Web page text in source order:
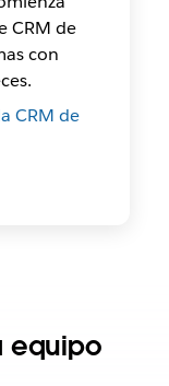
CRM de
con
CRM de
equipo